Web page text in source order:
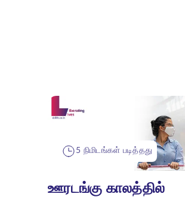
5 நிமிடங்கள் படித்தது
ஊரடங்கு காலத்தில்